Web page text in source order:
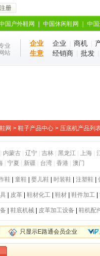
注册
国户外鞋网 中国休闲鞋网 中
业
站
企业
生意
企业 商机
经销商
批发
网 > 鞋子产品中心 > 压底机产品列
内蒙古| 辽宁| 吉林| 黑龙江 上海|
| 宁夏 新疆 台湾| 香港| 澳门
鞋| 童鞋| 婴儿鞋| 时装鞋| 注塑鞋|
皮革| 鞋材化工| 鞋材| 鞋件加工|
鞋底机械| 皮革加工设备 鞋机配
只显示E路通会员企业